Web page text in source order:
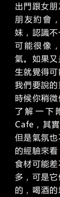
出門跟女
朋友約會
妹，認識
可能很像
氣。如果
生就覺得可
我們要說
時候你稍
了解一下
Cafe，其
但是氣氛
的經驗來看
食材可能
多，可是
的，喝酒